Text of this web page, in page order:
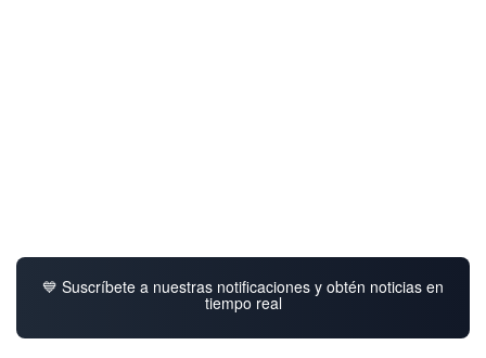
💙 Suscríbete a nuestras notificaciones y obtén noticias en
tiempo real